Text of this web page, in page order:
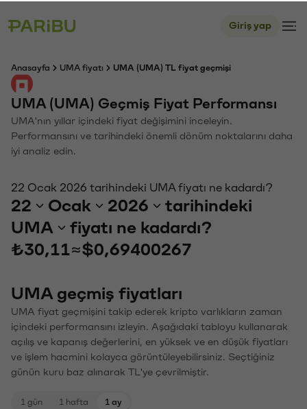
Giriş yap
Anasayfa UMA fiyatı UMA (UMA) TL fiyat geçmişi
UMA (UMA) Geçmiş Fiyat Performansı
UMA'nın yıllar içindeki fiyat değişimini inceleyin.
Performansını ve tarihindeki önemli dönüm noktalarını daha
iyi analiz edin.
22 Ocak 2026 tarihindeki UMA fiyatı ne kadardı?
22 Ocak 2026
tarihindeki
UMA
fiyatı ne kadardı?
₺30,11 ≈$0,69400267
UMA geçmiş fiyatları
UMA fiyat geçmişini takip ederek kripto varlıkların zaman
içindeki performansını izleyin. Aşağıdaki tabloyu kullanarak
açılış ve kapanış değerlerini, en yüksek ve en düşük fiyatları
ve işlem hacmini kolayca görüntüleyebilirsiniz. Seçtiğiniz
günün kuru baz alınarak TL'ye çevrilmiştir.
1 gün 1 hafta 1 ay